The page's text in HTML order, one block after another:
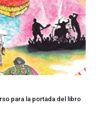
para la portada del libro